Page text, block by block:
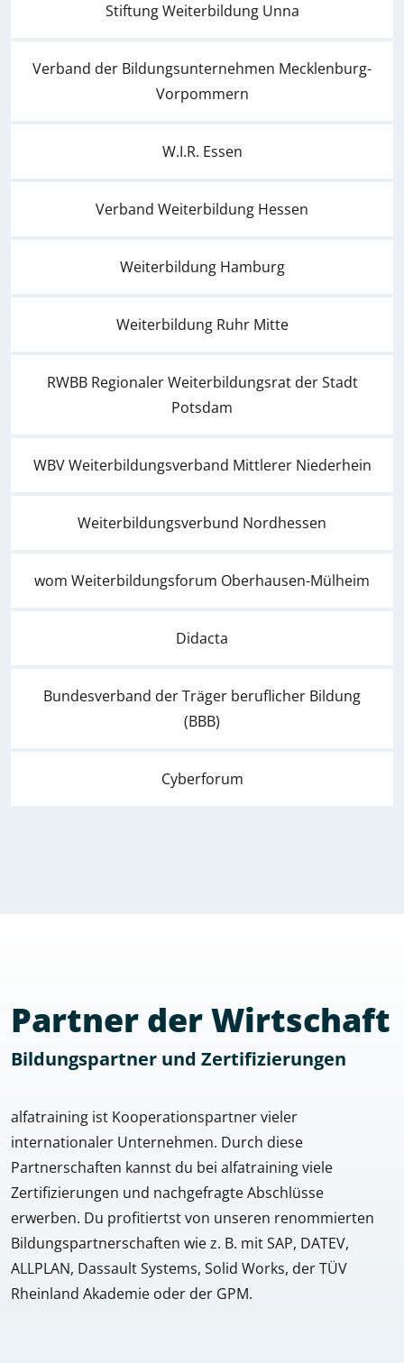
Stiftung Weiterbildung Unna
Verband der Bildungsunternehmen Mecklenburg-
Vorpommern
W.I.R. Essen
Verband Weiterbildung Hessen
Weiterbildung Hamburg
Weiterbildung Ruhr Mitte
RWBB Regionaler Weiterbildungsrat der Stadt
Potsdam
WBV Weiterbildungsverband Mittlerer Niederhein
Weiterbildungsverbund Nordhessen
wom Weiterbildungsforum Oberhausen-Mülheim
Didacta
Bundesverband der Träger beruflicher Bildung
(BBB)
Cyberforum
Partner der Wirtschaft
Bildungspartner und Zertifizierungen
alfatraining ist Kooperationspartner vieler
internationaler Unternehmen. Durch diese
Partnerschaften kannst du bei alfatraining viele
Zertifizierungen und nachgefragte Abschlüsse
erwerben. Du profitiertst von unseren renommierten
Bildungspartnerschaften wie z. B. mit SAP, DATEV,
ALLPLAN, Dassault Systems, Solid Works, der TÜV
Rheinland Akademie oder der GPM.